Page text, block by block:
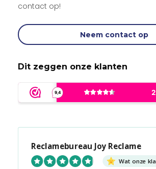
contact op!
Neem contact op
Dit zeggen onze klanten
Reclamebureau Joy Reclame
Wat onze